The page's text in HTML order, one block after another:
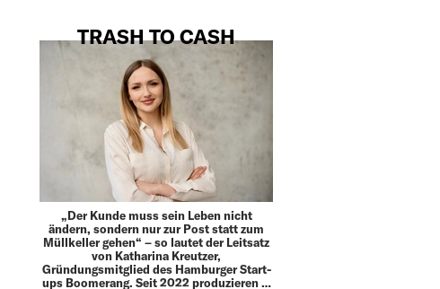
TRASH TO CASH
„Der Kunde muss sein Leben nicht
ändern, sondern nur zur Post statt zum
Müllkeller gehen“ – so lautet der Leitsatz
von Katharina Kreutzer,
Gründungsmitglied des Hamburger Start-
ups Boomerang. Seit 2022 produzieren …